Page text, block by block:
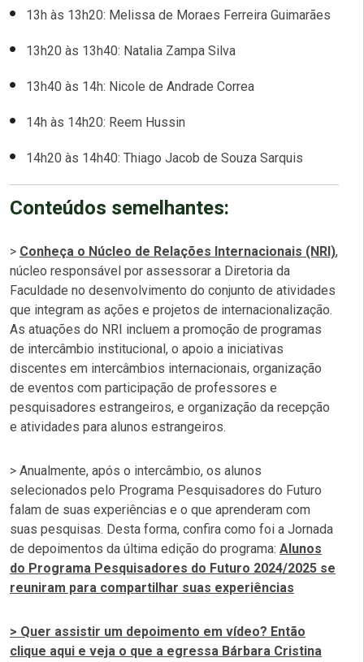
13h às 13h20: Melissa de Moraes Ferreira Guimarães
13h20 às 13h40: Natalia Zampa Silva
13h40 às 14h: Nicole de Andrade Correa
14h às 14h20: Reem Hussin
14h20 às 14h40: Thiago Jacob de Souza Sarquis
Conteúdos semelhantes:
> Conheça o Núcleo de Relações Internacionais (NRI),
núcleo responsável por assessorar a Diretoria da
Faculdade no desenvolvimento do conjunto de atividades
que integram as ações e projetos de internacionalização.
As atuações do NRI incluem a promoção de programas
de intercâmbio institucional, o apoio a iniciativas
discentes em intercâmbios internacionais, organização
de eventos com participação de professores e
pesquisadores estrangeiros, e organização da recepção
e atividades para alunos estrangeiros.
> Anualmente, após o intercâmbio, os alunos
selecionados pelo Programa Pesquisadores do Futuro
falam de suas experiências e o que aprenderam com
suas pesquisas. Desta forma, confira como foi a Jornada
de depoimentos da última edição do programa: Alunos
do Programa Pesquisadores do Futuro 2024/2025 se
reuniram para compartilhar suas experiências
> Quer assistir um depoimento em vídeo? Então
clique aqui e veja o que a egressa Bárbara Cristina